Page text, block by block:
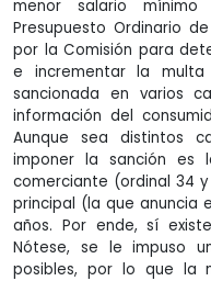
menor salario
Presupuesto Ordinario
por la Comisión para
e incrementar la
sancionada en varios
información del
Aunque sea distintos
imponer la sanción es
comerciante (ordinal 34
principal (la que anuncia
años. Por ende, sí
Nótese, se le impuso
posibles, por lo que la